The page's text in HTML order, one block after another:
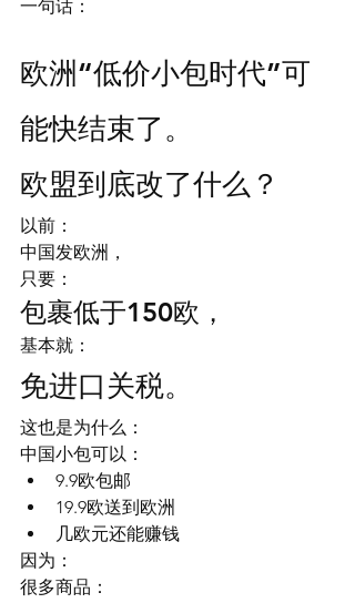
一句话：
欧洲“低价小包时代”可
能快结束了。
欧盟到底改了什么？
以前：
中国发欧洲，
只要：
包裹低于150欧，
基本就：
免进口关税。
这也是为什么：
中国小包可以：
9.9欧包邮
19.9欧送到欧洲
几欧元还能赚钱
因为：
很多商品：